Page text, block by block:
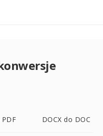
PDF DOCX do DOC